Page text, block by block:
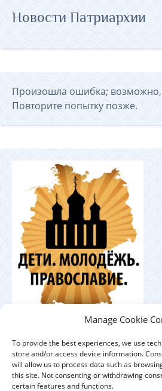
Manage Cookie
To provide the best experiences, we use
store and/or access device information.
will allow us to process data such as
this site. Not consenting or withdrawing
certain features and functions.
Новости Патриархии
Произошла ошибка; возможно,
Повторите попытку позже.
центр по работе с
Германии